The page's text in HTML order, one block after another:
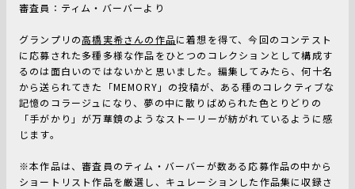
審査員：ティム・バーバーより
グランプリの高橋実希さんの作品に着想を得て、今回のコンテスト
に応募された多種多様な作品をひとつのコレクションとして構成す
るのは面白いのではないかと思いました。編集してみたら、何十名
から送られてきた「MEMORY」の投稿が、ある種のコレクティブな
記憶のコラージュになり、夢の中に散りばめられた色とりどりの
「手がかり」が万華鏡のようなストーリーが紡がれているように感
じます。
※本作品は、審査員のティム・バーバーが数ある応募作品の中から
ショートリスト作品を厳選し、キュレーションした作品集に収録さ